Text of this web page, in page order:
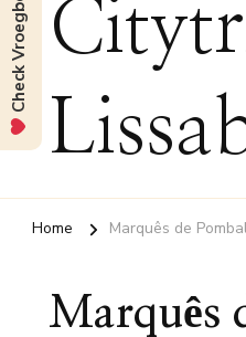
Home Marquês de
Marquês